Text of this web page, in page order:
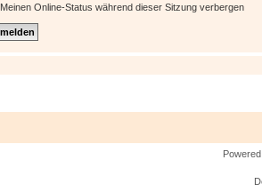
Meinen Online-Status während dieser Sitzung verbergen